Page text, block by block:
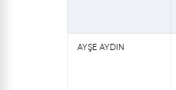
AYŞE AYDIN